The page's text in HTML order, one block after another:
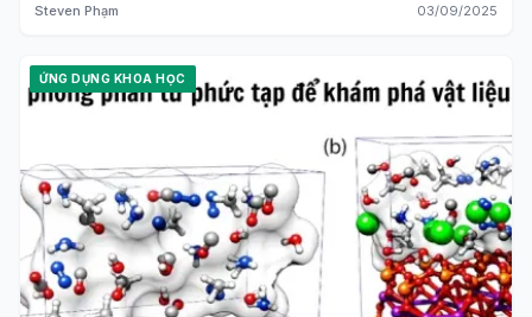
Steven Phạm 03/09/2025
ỨNG DỤNG KHOA HỌC